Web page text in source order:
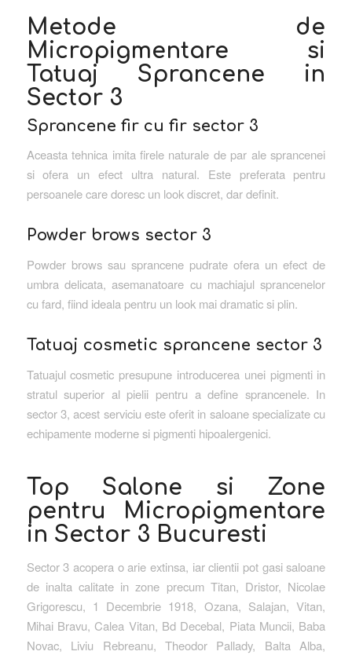
Metode de
Micropigmentare si
Tatuaj Sprancene in
Sector 3
Sprancene fir cu fir sector 3
Aceasta tehnica imita firele naturale de par ale sprancenei
si ofera un efect ultra natural. Este preferata pentru
persoanele care doresc un look discret, dar definit.
Powder brows sector 3
Powder brows sau sprancene pudrate ofera un efect de
umbra delicata, asemanatoare cu machiajul sprancenelor
cu fard, fiind ideala pentru un look mai dramatic si plin.
Tatuaj cosmetic sprancene sector 3
Tatuajul cosmetic presupune introducerea unei pigmenti in
stratul superior al pielii pentru a define sprancenele. In
sector 3, acest serviciu este oferit in saloane specializate cu
echipamente moderne si pigmenti hipoalergenici.
Top Salone si Zone
pentru Micropigmentare
in Sector 3 Bucuresti
Sector 3 acopera o arie extinsa, iar clientii pot gasi saloane
de inalta calitate in zone precum Titan, Dristor, Nicolae
Grigorescu, 1 Decembrie 1918, Ozana, Salajan, Vitan,
Mihai Bravu, Calea Vitan, Bd Decebal, Piata Muncii, Baba
Novac, Liviu Rebreanu, Theodor Pallady, Balta Alba,